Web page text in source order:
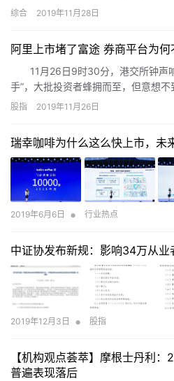
升趋势。股价下跌时的关卡称为支撑线
综合 2019年11月28日
阿里上市堵了富途 券商平台为何
11月26日9时30分，港交所钟声
手”，大批投资者蜂拥而至，但意想不
有券商交易系统瞬间拥堵，多名投资
商交易系统拥堵情况，有分析人士对
系统的性能和稳定性直接关乎投资者
觉，从根本上还需强化技术实力。
股指 2019年11月26日
瑞幸咖啡为什么这么快上市，未
2019年6月6日 • 行业热点
中证协发布新规：影响34万从业
2019年12月3日 • 股指
【机构观点荟萃】摩根士丹利
普遍表现落后